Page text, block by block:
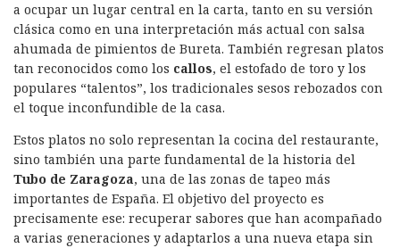
a ocupar un lugar central en la carta, tanto en su versión
clásica como en una interpretación más actual con salsa
ahumada de pimientos de Bureta. También regresan platos
tan reconocidos como los callos, el estofado de toro y los
populares “talentos”, los tradicionales sesos rebozados con
el toque inconfundible de la casa.
Estos platos no solo representan la cocina del restaurante,
sino también una parte fundamental de la historia del
Tubo de Zaragoza, una de las zonas de tapeo más
importantes de España. El objetivo del proyecto es
precisamente ese: recuperar sabores que han acompañado
a varias generaciones y adaptarlos a una nueva etapa sin